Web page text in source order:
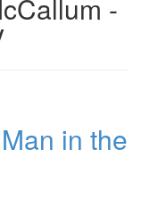
-
in the